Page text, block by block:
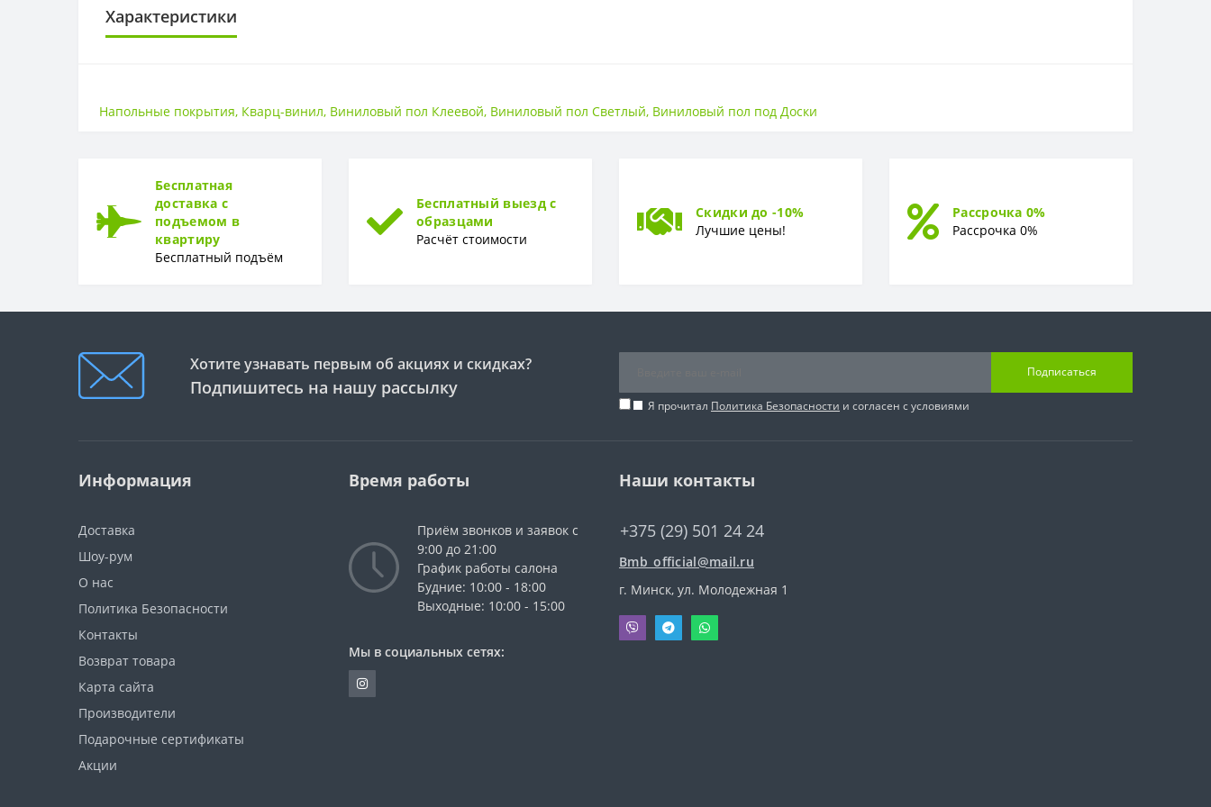
Характеристики
ТОЛЩИНА
Толщина 2.3 мм
Напольные покрытия, Кварц-винил, Виниловый пол Клеевой, Виниловый пол Светлый, Виниловый пол под Доски
Бесплатная
доставка с
подъемом в
квартиру
Бесплатный подъём
Бесплатный выезд с
образцами
Расчёт стоимости
Скидки до -10%
Лучшие цены!
Рассрочка 0%
Рассрочка 0%
Хотите узнавать первым об акциях и скидках?
Подпишитесь на нашу рассылку
Подписаться
Я прочитал Политика Безопасности и согласен с условиями
Информация
Доставка
Шоу-рум
О нас
Политика Безопасности
Контакты
Возврат товара
Карта сайта
Производители
Подарочные сертификаты
Акции
Время работы
Приём звонков и заявок с
9:00 до 21:00
График работы салона
Будние: 10:00 - 18:00
Выходные: 10:00 - 15:00
Мы в социальных сетях:
Наши контакты
+375 (29) 501 24 24
Bmb_official@mail.ru
г. Минск, ул. Молодежная 1